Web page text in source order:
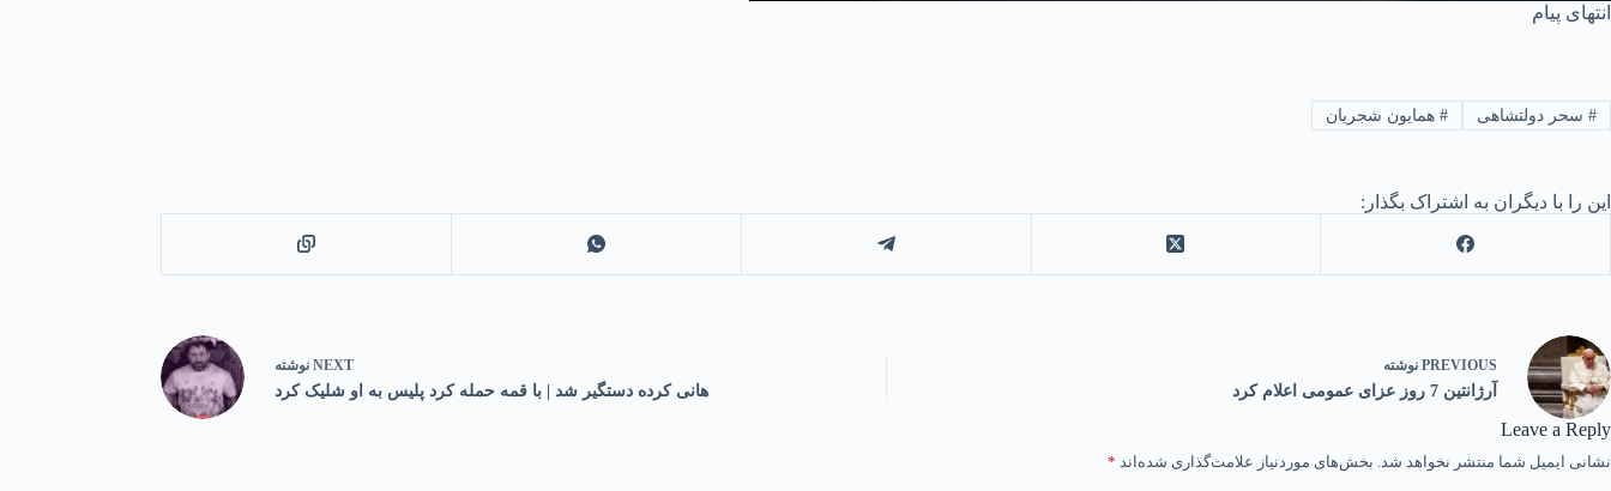
انتهای پیام
#سحر دولتشاهی #همایون شجریان
این را با دیگران به اشتراک بگذار:
PREVIOUS نوشته
آرژانتین 7 روز عزای عمومی اعلام کرد
NEXT نوشته
هانی کرده دستگیر شد | با قمه حمله کرد پلیس به او شلیک کرد
Leave a Reply
نشانی ایمیل شما منتشر نخواهد شد. بخش‌های موردنیاز علامت‌گذاری شده‌اند *